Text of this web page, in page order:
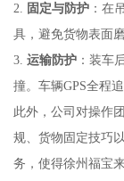
2.
固定与防护：在
具，避免货物表面
3. 运输防护：装车
撞。车辆GPS全程
此外，公司对操作
规、货物固定技巧
务，使得徐州福宝